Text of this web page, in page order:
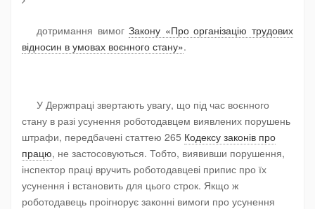
дотримання вимогЗакону «Про організацію трудових
відносин в умовах воєнного стану».
У Держпраці звертають увагу, що під час воєнного
стану в разі усунення роботодавцем виявлених порушень
штрафи, передбачені статтею 265 Кодексу законів про
працю, не застосовуються. Тобто, виявивши порушення,
інспектор праці вручить роботодавцеві припис про їх
усунення і встановить для цього строк. Якщо ж
роботодавець проігнорує законні вимоги про усунення